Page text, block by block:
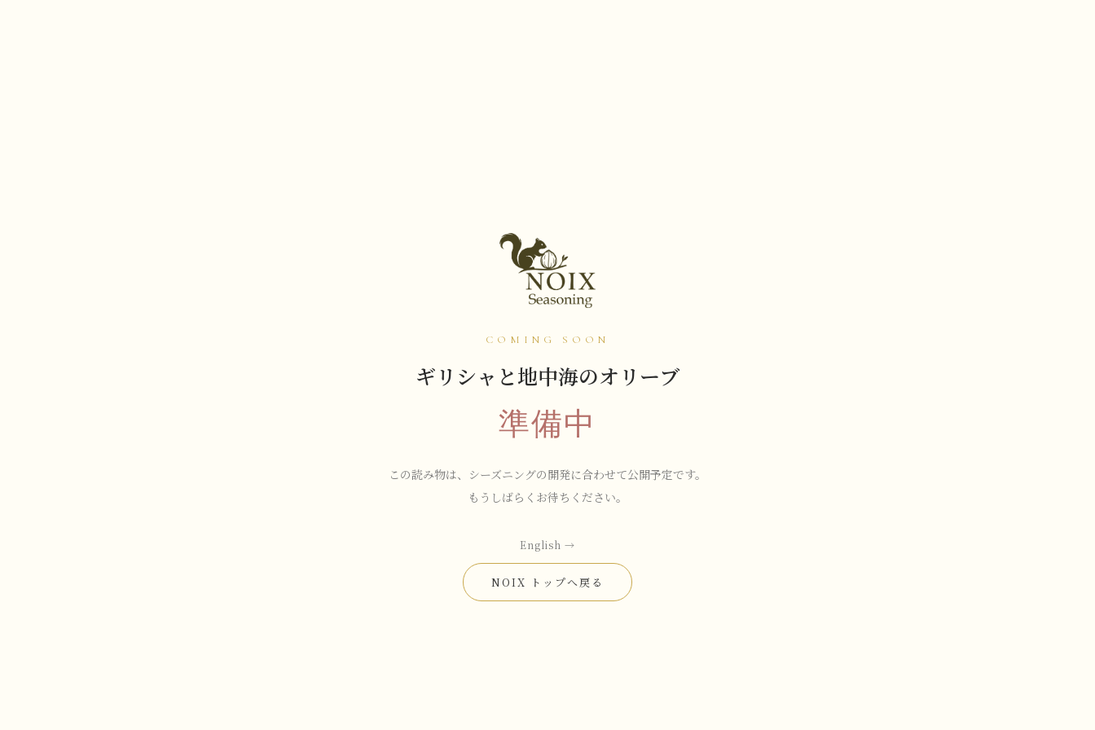
COMING SOON
ギリシャと地中海のオリーブ
準備中
この読み物は、シーズニングの開発に合わせて公開予定です。
もうしばらくお待ちください。
English →
NOIX トップへ戻る